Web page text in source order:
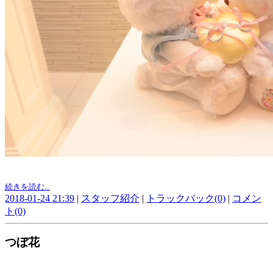
続きを読む...
2018-01-24 21:39 | スタッフ紹介 | トラックバック(0) | コメン
ト(0)
つぼ花